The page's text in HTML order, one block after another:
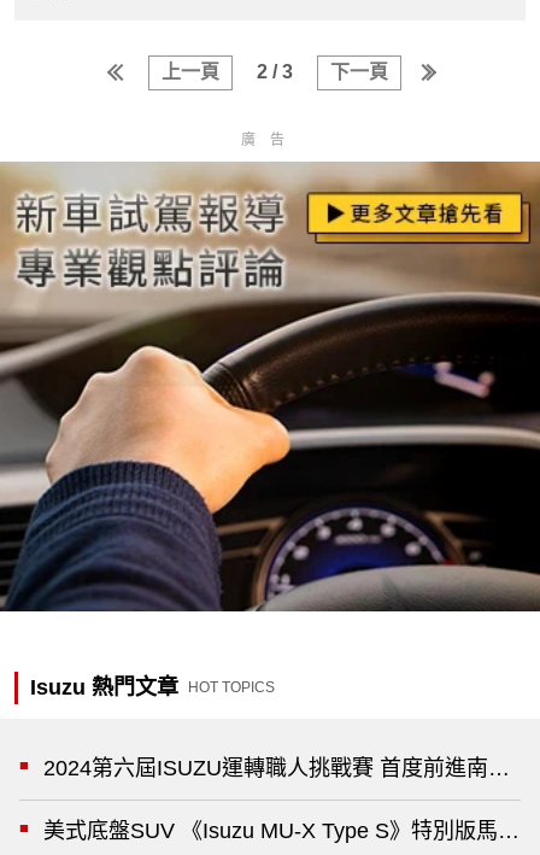
上一頁 2 / 3 下一頁
廣告
Isuzu 熱門文章 HOT TOPICS
2024第六屆ISUZU運轉職人挑戰賽 首度前進南台灣
美式底盤SUV 《Isuzu MU-X Type S》特別版馬來